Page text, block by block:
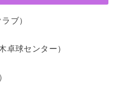
ブ）
卓球センター）